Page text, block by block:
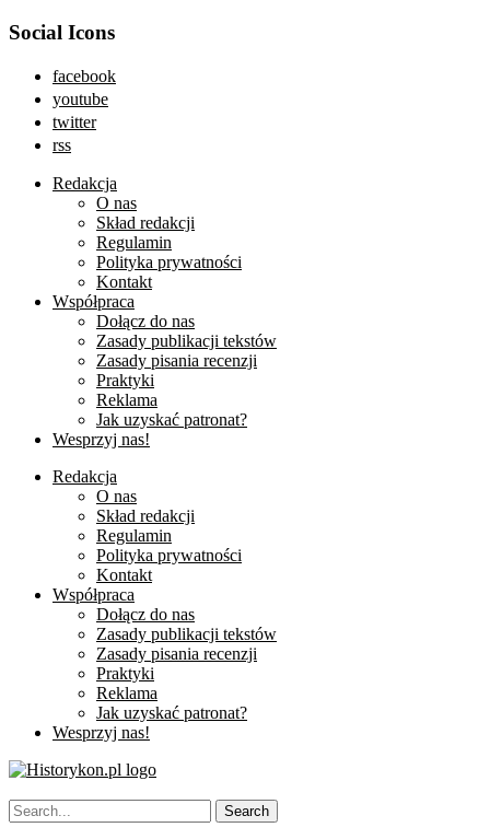
Social Icons
facebook
youtube
twitter
rss
Redakcja
O nas
Skład redakcji
Regulamin
Polityka prywatności
Kontakt
Współpraca
Dołącz do nas
Zasady publikacji tekstów
Zasady pisania recenzji
Praktyki
Reklama
Jak uzyskać patronat?
Wesprzyj nas!
Redakcja
O nas
Skład redakcji
Regulamin
Polityka prywatności
Kontakt
Współpraca
Dołącz do nas
Zasady publikacji tekstów
Zasady pisania recenzji
Praktyki
Reklama
Jak uzyskać patronat?
Wesprzyj nas!